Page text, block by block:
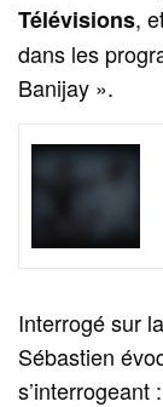
Télévisions,
dans les
Banijay ».
Interrogé sur
Sébastien
s’interrogeant